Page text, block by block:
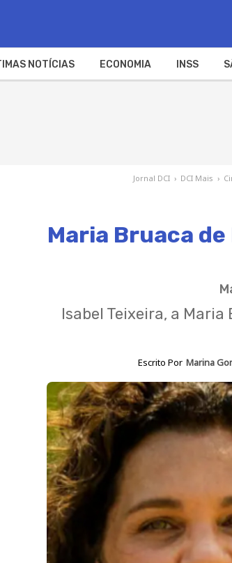
NOTÍCIAS ECONOMIA INSS
Jornal DCI › DCI Mais ›
Maria Bruaca
Isabel Teixeira, a
Escrito Por Marina